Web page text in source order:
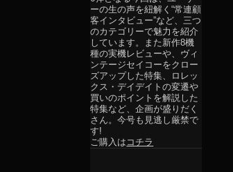
ーの生の声を紐解く“常連顧
客インタビュー”など、三つ
のカテゴリーで魅力を紹介
しています。また新作8機
種の実機レビューや、ヴィ
ンテージセイコーをクロー
ズアップした特集、ロレッ
クス・デイデイトの変遷や
買いのポイントを解説した
特集など、企画が盛りだく
さん。今号も見逃し厳禁で
す!
ご購入は コチラ